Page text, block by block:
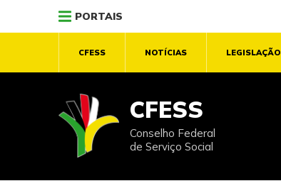
PORTAIS
CFESS NOTÍCIAS LEGISLAÇÃO
CFESS
Conselho Federal
de Serviço Social